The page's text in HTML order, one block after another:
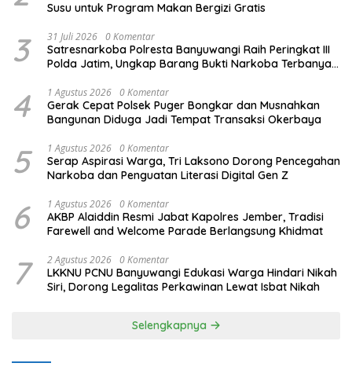
Susu untuk Program Makan Bergizi Gratis
3 31 Juli 2026 0 Komentar
Satresnarkoba Polresta Banyuwangi Raih Peringkat III
Polda Jatim, Ungkap Barang Bukti Narkoba Terbanyak
4 1 Agustus 2026 0 Komentar
Gerak Cepat Polsek Puger Bongkar dan Musnahkan
Bangunan Diduga Jadi Tempat Transaksi Okerbaya
5 1 Agustus 2026 0 Komentar
Serap Aspirasi Warga, Tri Laksono Dorong Pencegahan
Narkoba dan Penguatan Literasi Digital Gen Z
6 1 Agustus 2026 0 Komentar
AKBP Alaiddin Resmi Jabat Kapolres Jember, Tradisi
Farewell and Welcome Parade Berlangsung Khidmat
7 2 Agustus 2026 0 Komentar
LKKNU PCNU Banyuwangi Edukasi Warga Hindari Nikah
Siri, Dorong Legalitas Perkawinan Lewat Isbat Nikah
Selengkapnya